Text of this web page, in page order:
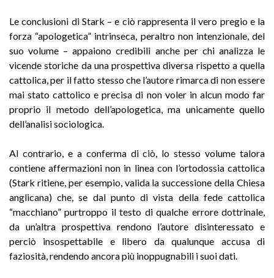
Le conclusioni di Stark – e ciò rappresenta il vero pregio e la
forza “apologetica” intrinseca, peraltro non intenzionale, del
suo volume – appaiono credibili anche per chi analizza le
vicende storiche da una prospettiva diversa rispetto a quella
cattolica, per il fatto stesso che l’autore rimarca di non essere
mai stato cattolico e precisa di non voler in alcun modo far
proprio il metodo dell’apologetica, ma unicamente quello
dell’analisi sociologica.
Al contrario, e a conferma di ciò, lo stesso volume talora
contiene affermazioni non in linea con l’ortodossia cattolica
(Stark ritiene, per esempio, valida la successione della Chiesa
anglicana) che, se dal punto di vista della fede cattolica
“macchiano” purtroppo il testo di qualche errore dottrinale,
da un’altra prospettiva rendono l’autore disinteressato e
perciò insospettabile e libero da qualunque accusa di
faziosità, rendendo ancora più inoppugnabili i suoi dati.